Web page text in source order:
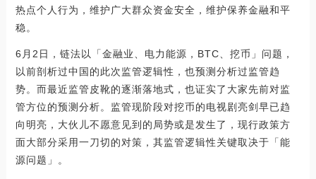
热点个人行为，维护广大群众资金安全，维护保养金融和平
稳。
6月2日，链法以「金融业、电力能源，BTC、挖币」问题，
以前剖析过中国的此次监管逻辑性，也预测分析过监管趋
势。而最近监管皮靴的逐渐落地式，也证实了大家先前对监
管方位的预测分析。监管现阶段对挖币的电视剧亮剑早已趋
向明亮，大伙儿不愿意见到的局势或是发生了，现行政策方
面大部分采用一刀切的对策，其监管逻辑性关键取决于「能
源问题」。